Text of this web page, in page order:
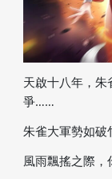
天啟十八年，
爭……
朱雀大軍勢如
風雨飄搖之際